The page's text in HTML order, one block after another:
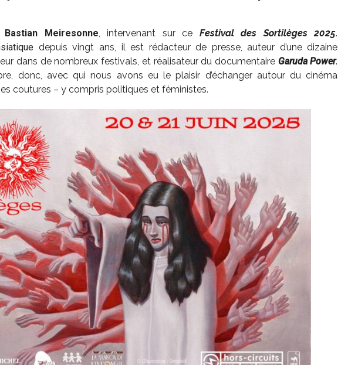
Bastian Meiresonne, intervenant sur ce Festival des Sortilèges 2025.
depuis vingt ans, il est rédacteur de presse, auteur d’une dizaine
dans de nombreux festivals, et réalisateur du documentaire Garuda Power.
donc, avec qui nous avons eu le plaisir d’échanger autour du cinéma
coutures – y compris politiques et féministes.